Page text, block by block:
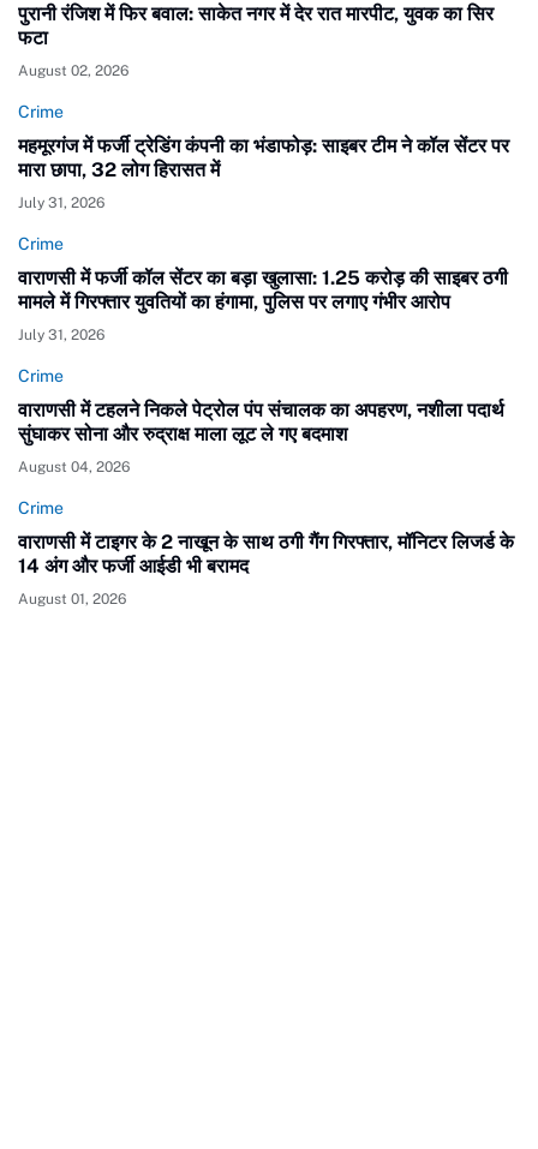
पुरानी रंजिश में फिर बवाल: साकेत नगर में देर रात मारपीट, युवक का सिर
फटा
August 02, 2026
Crime
महमूरगंज में फर्जी ट्रेडिंग कंपनी का भंडाफोड़: साइबर टीम ने कॉल सेंटर पर
मारा छापा, 32 लोग हिरासत में
July 31, 2026
Crime
वाराणसी में फर्जी कॉल सेंटर का बड़ा खुलासा: 1.25 करोड़ की साइबर ठगी
मामले में गिरफ्तार युवतियों का हंगामा, पुलिस पर लगाए गंभीर आरोप
July 31, 2026
Crime
वाराणसी में टहलने निकले पेट्रोल पंप संचालक का अपहरण, नशीला पदार्थ
सुंघाकर सोना और रुद्राक्ष माला लूट ले गए बदमाश
August 04, 2026
Crime
वाराणसी में टाइगर के 2 नाखून के साथ ठगी गैंग गिरफ्तार, मॉनिटर लिजर्ड के
14 अंग और फर्जी आईडी भी बरामद
August 01, 2026